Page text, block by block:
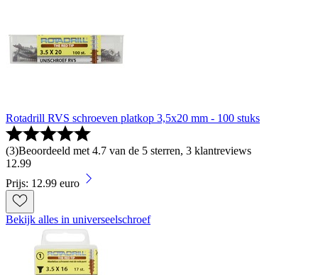
Rotadrill RVS schroeven platkop 3,5x20 mm - 100 stuks
(3)Beoordeeld met 4.7 van de 5 sterren, 3 klantreviews
12.99
Prijs: 12.99 euro
Bekijk alles in universeelschroef